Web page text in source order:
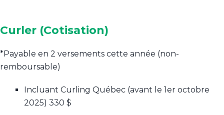
Curler (Cotisation)
*Payable en 2 versements cette année (non-
remboursable)
Incluant Curling Québec (avant le 1er octobre
2025) 330 $